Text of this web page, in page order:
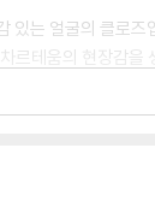
있는 얼굴의 클로즈
르테움의 현장감을